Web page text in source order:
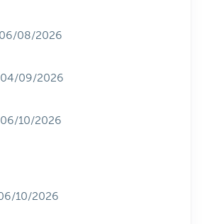
08/2026
09/2026
10/2026
10/2026